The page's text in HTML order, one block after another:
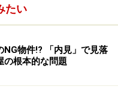
たい
NG物件!? 「内見」で見落
の根本的な問題